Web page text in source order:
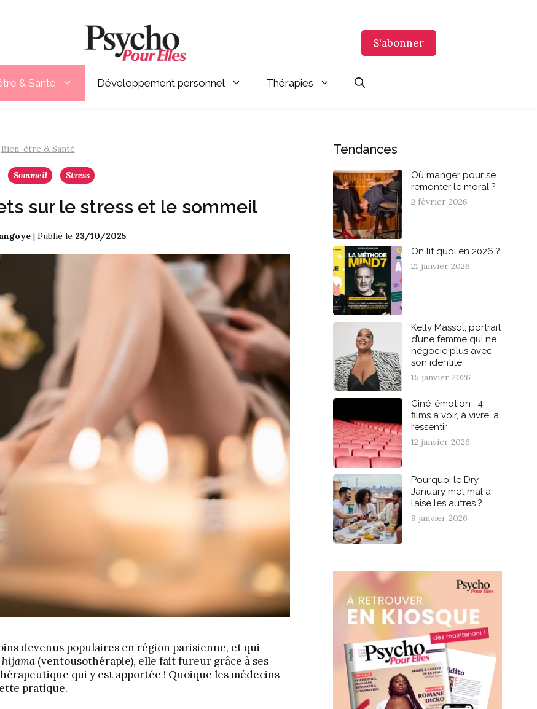
& Santé Développement personnel Thérapies
S'abonner
Bien-être & Santé
Sommeil Stress
sur le stress et le sommeil
| Publié le 23/10/2025
devenus populaires en région parisienne, et qui
hijama (ventousothérapie), elle fait fureur grâce à ses
qui y est apportée ! Quoique les médecins
pratique.
Tendances
Où manger pour se
remonter le moral ?
2 février 2026
On lit quoi en 2026 ?
21 janvier 2026
Kelly Massol, portrait
d’une femme qui ne
négocie plus avec
son identité
15 janvier 2026
Ciné-émotion : 4
films à voir, à vivre, à
ressentir
12 janvier 2026
Pourquoi le Dry
January met mal à
l’aise les autres ?
9 janvier 2026